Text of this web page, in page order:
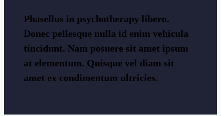
Phasellus in psychotherapy libero.
Donec pellesque nulla id enim vehicula
tincidunt. Nam posuere sit amet ipsum
at elementum. Quisque vel diam sit
amet ex condimentum ultricies.